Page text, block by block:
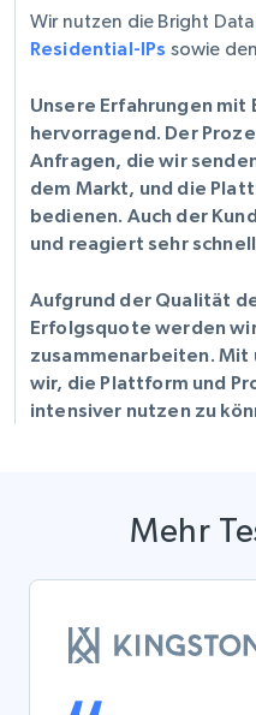
Wir nutzen die Bright Data
Residential-IPs sowie
Unsere Erfahrungen mit
hervorragend. Der
Anfragen, die wir
dem Markt, und die
bedienen. Auch der
und reagiert sehr
Aufgrund der Qualität
Erfolgsquote werden
zusammenarbeiten. Mit
wir, die Plattform und
intensiver nutzen zu
Mehr